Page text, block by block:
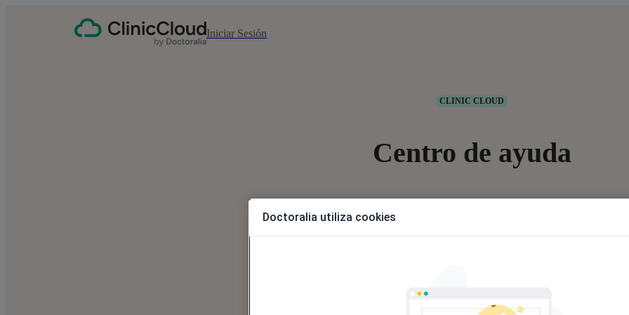
Iniciar Sesión
CLINIC CLOUD
Centro de ayuda
Todo lo que necesitas saber para trabajar con Clinic Cloud.
Doctoralia utiliza cookies